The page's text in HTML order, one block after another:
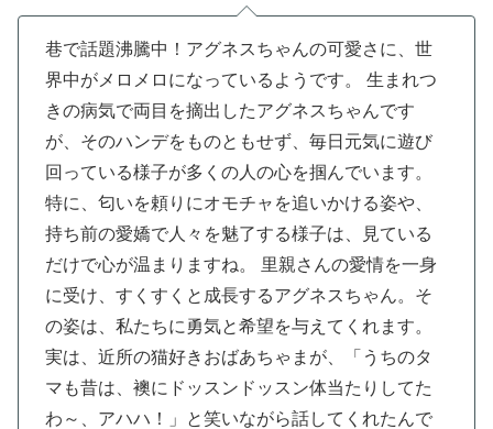
巷で話題沸騰中！アグネスちゃんの可愛さに、世
界中がメロメロになっているようです。
生まれつ
きの病気で両目を摘出したアグネスちゃんです
が、そのハンデをものともせず、毎日元気に遊び
回っている様子が多くの人の心を掴んでいます。
特に、匂いを頼りにオモチャを追いかける姿や、
持ち前の愛嬌で人々を魅了する様子は、見ている
だけで心が温まりますね。
里親さんの愛情を一身
に受け、すくすくと成長するアグネスちゃん。そ
の姿は、私たちに勇気と希望を与えてくれます。
実は、近所の猫好きおばあちゃまが、「うちのタ
マも昔は、襖にドッスンドッスン体当たりしてた
わ～、アハハ！」と笑いながら話してくれたんで